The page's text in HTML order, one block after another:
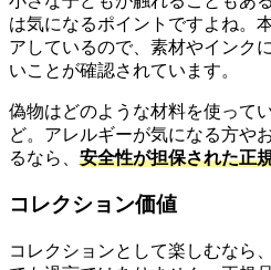
は気になるポイントですよね。
アしているので、素材やインク
いことが確認されています。
偽物はどのような材料を使って
ど。アレルギーが気になる方や
るなら、 安全性が担保された正
コレクション価値
コレクションとして楽しむなら